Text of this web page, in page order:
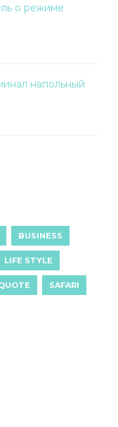
о режиме
напольный
BUSINESS
LIFE STYLE
SAFARI